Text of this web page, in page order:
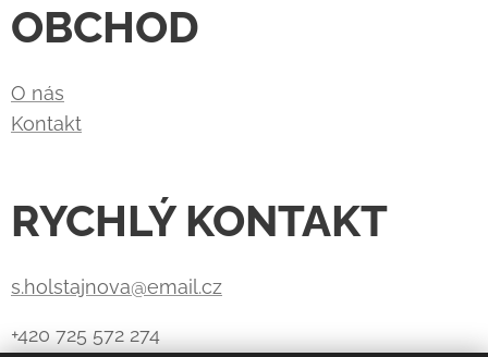
OBCHOD
O nás
Kontakt
RYCHLÝ KONTAKT
s.holstajnova@email.cz
+420 725 572 274